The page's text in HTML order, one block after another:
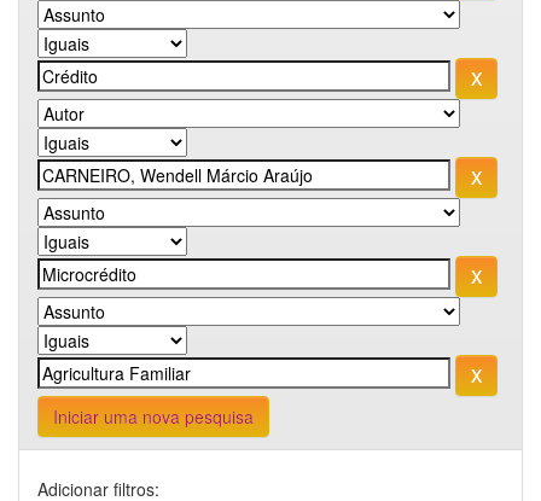
Iniciar uma nova pesquisa
Adicionar filtros: